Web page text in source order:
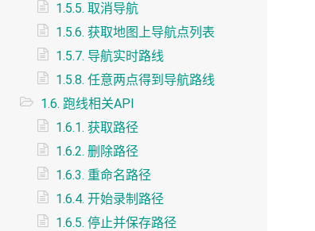
1.5.5. 取消导航
1.5.6. 获取地图上导航点列表
1.5.7. 导航实时路线
1.5.8. 任意两点得到导航路线
1.6. 跑线相关API
1.6.1. 获取路径
1.6.2. 删除路径
1.6.3. 重命名路径
1.6.4. 开始录制路径
1.6.5. 停止并保存路径